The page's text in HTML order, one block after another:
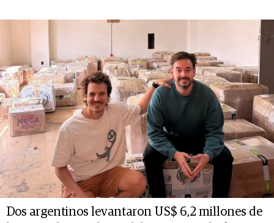
Dos argentinos levantaron US$ 6,2 millones de